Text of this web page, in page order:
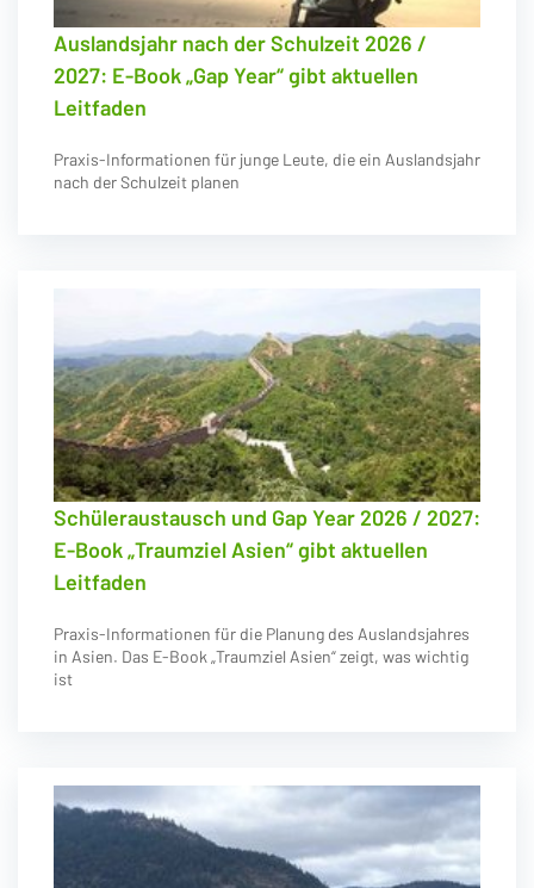
Auslandsjahr nach der Schulzeit 2026 /
2027: E-Book „Gap Year“ gibt aktuellen
Leitfaden
Praxis-Informationen für junge Leute, die ein Auslandsjahr
nach der Schulzeit planen
Schüleraustausch und Gap Year 2026 / 2027:
E-Book „Traumziel Asien“ gibt aktuellen
Leitfaden
Praxis-Informationen für die Planung des Auslandsjahres
in Asien. Das E-Book „Traumziel Asien“ zeigt, was wichtig
ist